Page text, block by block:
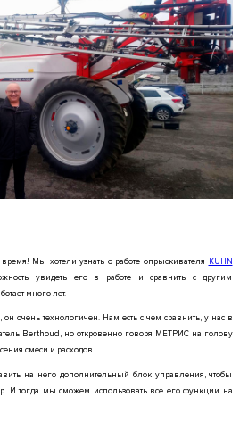
Мы хотели узнать о работе опрыскивателя KUHN
увидеть его в работе и сравнить с другим
много лет.
очень технологичен. Нам есть с чем сравнить, у нас в
Berthoud, но откровенно говоря МЕТРИС на голову
смеси и расходов.
на него дополнительный блок управления, чтобы
И тогда мы сможем использовать все его функции на